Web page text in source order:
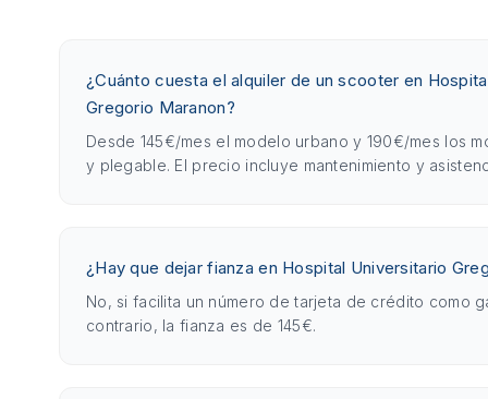
¿Cuánto cuesta el alquiler de un scooter en
Gregorio Maranon?
Desde 145€/mes el modelo urbano y 190€/mes los
y plegable. El precio incluye mantenimiento y
¿Hay que dejar fianza en Hospital Universitario
No, si facilita un número de tarjeta de crédito como
contrario, la fianza es de 145€.